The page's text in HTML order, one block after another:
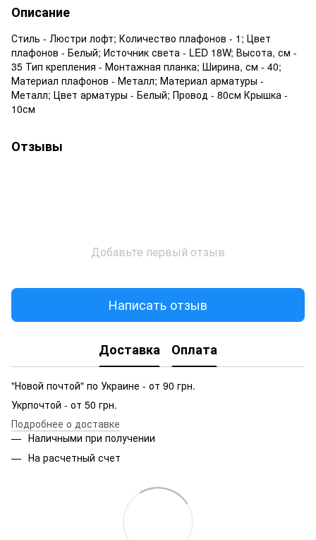
Описание
Стиль - Люстри лофт; Количество плафонов - 1; Цвет
плафонов - Белый; Источник света - LED 18W; Высота, см -
35 Тип крепления - Монтажная планка; Ширина, см - 40;
Материал плафонов - Металл; Материал арматуры -
Металл; Цвет арматуры - Белый; Провод - 80см Крышка -
10см
Отзывы
Добавьте первый отзыв
Написать отзыв
Доставка Оплата
"Новой почтой" по Украине - от 90 грн.
Укрпочтой - от 50 грн.
Подробнее о доставке
Наличными при получении
На расчетный счет